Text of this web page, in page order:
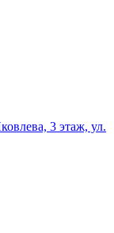
3 этаж, ул.